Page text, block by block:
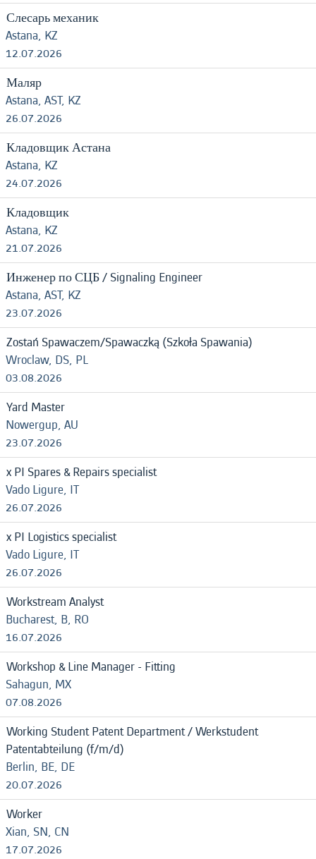
Слесарь механик
Astana, KZ
12.07.2026
Маляр
Astana, AST, KZ
26.07.2026
Кладовщик Астана
Astana, KZ
24.07.2026
Кладовщик
Astana, KZ
21.07.2026
Инженер по СЦБ / Signaling Engineer
Astana, AST, KZ
23.07.2026
Zostań Spawaczem/Spawaczką (Szkoła Spawania)
Wroclaw, DS, PL
03.08.2026
Yard Master
Nowergup, AU
23.07.2026
x PI Spares & Repairs specialist
Vado Ligure, IT
26.07.2026
x PI Logistics specialist
Vado Ligure, IT
26.07.2026
Workstream Analyst
Bucharest, B, RO
16.07.2026
Workshop & Line Manager - Fitting
Sahagun, MX
07.08.2026
Working Student Patent Department / Werkstudent
Patentabteilung (f/m/d)
Berlin, BE, DE
20.07.2026
Worker
Xian, SN, CN
17.07.2026